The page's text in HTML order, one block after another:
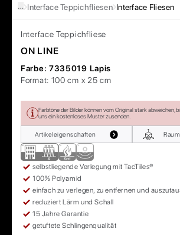
… Interface Teppichfliesen Interface Fliesen
Interface Teppichfliese
ON LINE
Farbe: 7335019 Lapis
Format: 100 cm x 25 cm
Farbtöne der Bilder können vom Original stark abweichen,
uns ein kostenloses Muster zusenden.
Artikeleigenschaften
selbstliegende Verlegung mit TacTiles®
100% Polyamid
einfach zu verlegen, zu entfernen und
reduziert Lärm und Schall
15 Jahre Garantie
getuftete Schlingenqualität